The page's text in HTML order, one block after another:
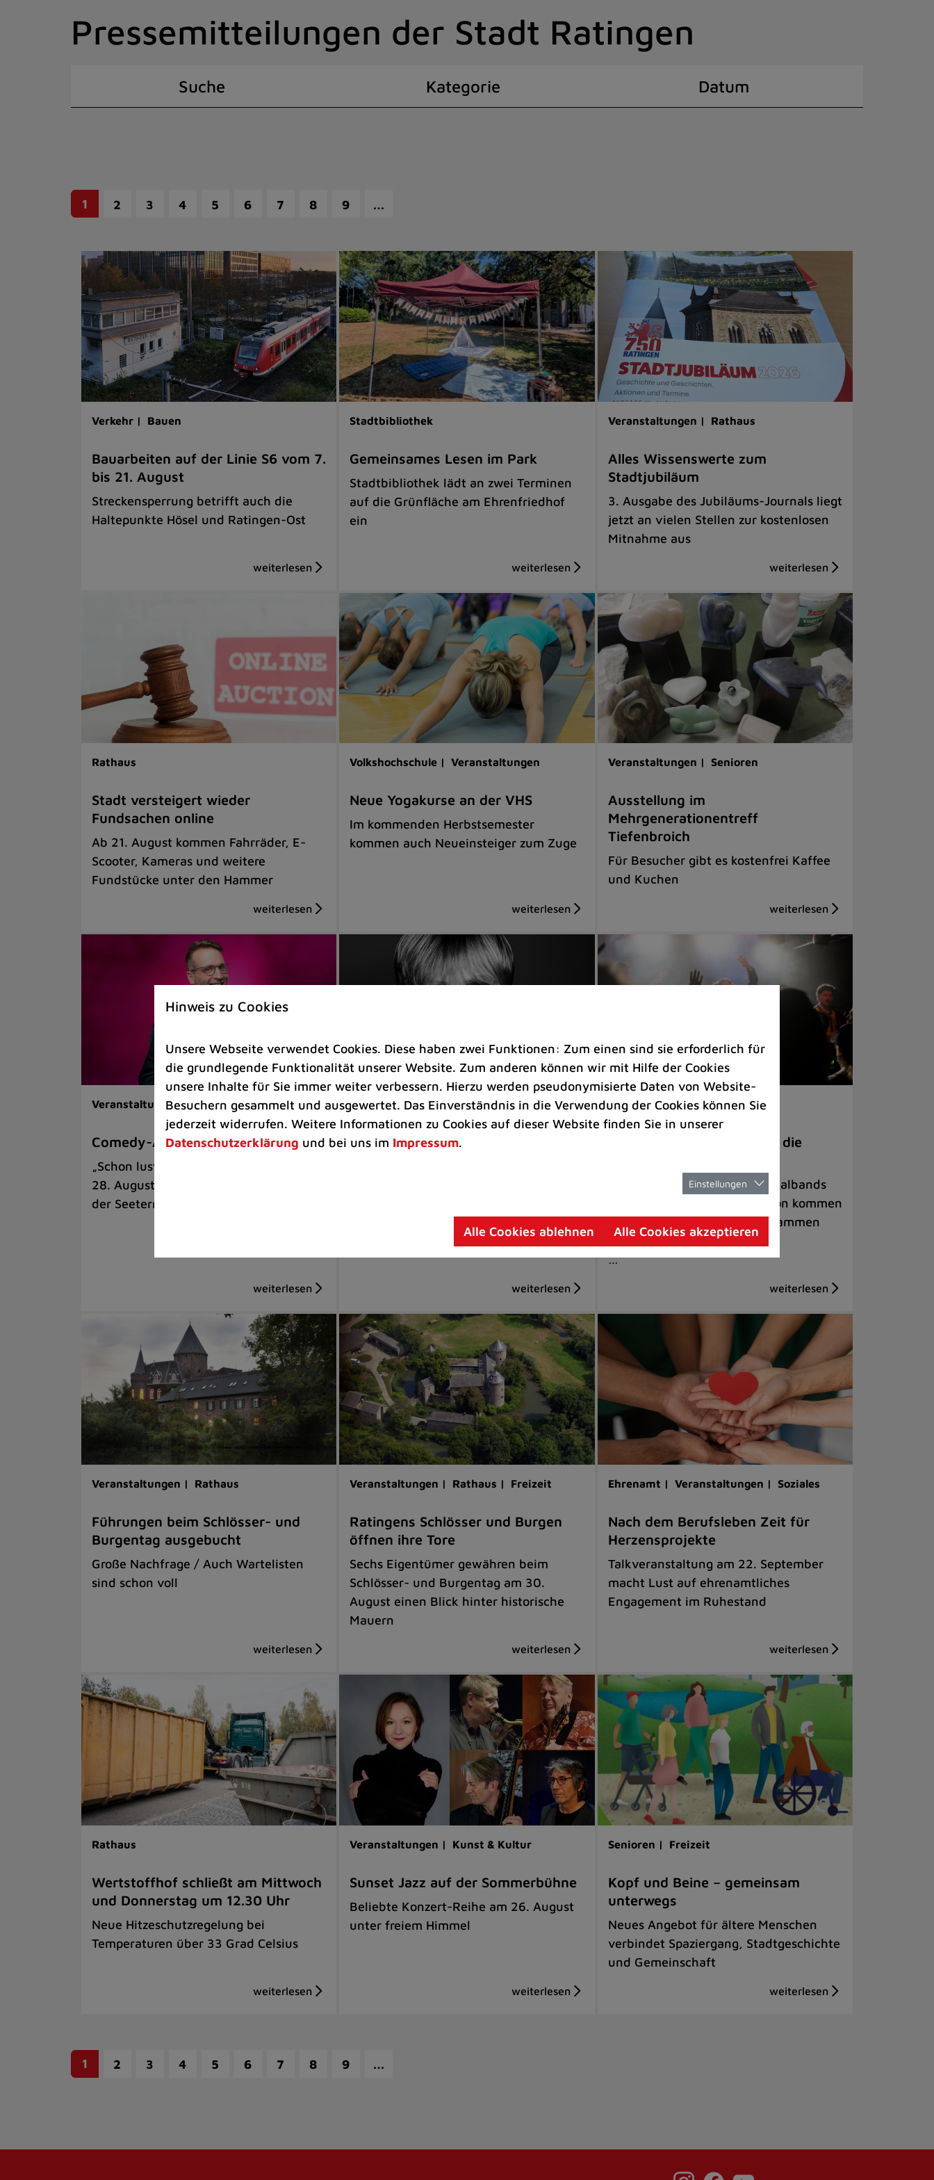
Pressemitteilungen der Stadt Ratingen
Suche Kategorie Datum
1 2 3 4 5 6 7 8 9 …
Verkehr | Bauen
Bauarbeiten auf der Linie S6 vom 7.
bis 21. August
Streckensperrung betrifft auch die
Haltepunkte Hösel und Ratingen-Ost
Stadtbibliothek
Gemeinsames Lesen im Park
Stadtbibliothek lädt an zwei Terminen
auf die Grünfläche am Ehrenfriedhof
ein
Veranstaltungen | Rathaus
Alles Wissenswerte zum
Stadtjubiläum
3. Ausgabe des Jubiläums-Journals liegt
jetzt an vielen Stellen zur kostenlosen
Mitnahme aus
Rathaus
Stadt versteigert wieder
Fundsachen online
Ab 21. August kommen Fahrräder, E-
Scooter, Kameras und weitere
Fundstücke unter den Hammer
Volkshochschule | Veranstaltungen
Neue Yogakurse an der VHS
Im kommenden Herbstsemester
kommen auch Neueinsteiger zum Zuge
Veranstaltungen | Senioren
Ausstellung im
Mehrgenerationentreff
Tiefenbroich
Für Besucher gibt es kostenfrei Kaffee
und Kuchen
Veranstaltungen | Kunst & Kultur
Comedy-Abend mit Benni Stark
„Schon lustig, wenn’s witzig ist!“ am
28. August auf der Sommerbühne an
der Seeterrasse
Veranstaltungen
Kultkicker Ansgar Brinkmann
Veranstaltungen
„Manege Madness“ bringt die
Internationale Rock- und Metalbands
und starke Acts aus der Region kommen
am 17. Oktober in Lintorf zusammen
…
Veranstaltungen | Rathaus
Führungen beim Schlösser- und
Burgentag ausgebucht
Große Nachfrage / Auch Wartelisten
sind schon voll
Veranstaltungen | Rathaus | Freizeit
Ratingens Schlösser und Burgen
öffnen ihre Tore
Sechs Eigentümer gewähren beim
Schlösser- und Burgentag am 30.
August einen Blick hinter historische
Mauern
Ehrenamt | Veranstaltungen | Soziales
Nach dem Berufsleben Zeit für
Herzensprojekte
Talkveranstaltung am 22. September
macht Lust auf ehrenamtliches
Engagement im Ruhestand
Rathaus
Wertstoffhof schließt am Mittwoch
und Donnerstag um 12.30 Uhr
Neue Hitzeschutzregelung bei
Temperaturen über 33 Grad Celsius
Veranstaltungen | Kunst & Kultur
Sunset Jazz auf der Sommerbühne
Beliebte Konzert-Reihe am 26. August
unter freiem Himmel
Senioren | Freizeit
Kopf und Beine – gemeinsam
unterwegs
Neues Angebot für ältere Menschen
verbindet Spaziergang, Stadtgeschichte
und Gemeinschaft
1 2 3 4 5 6 7 8 9 …
Hinweis zu Cookies
Unsere Webseite verwendet Cookies. Diese haben zwei Funktionen: Zum einen sind sie erforderlich für
die grundlegende Funktionalität unserer Website. Zum anderen können wir mit Hilfe der Cookies
unsere Inhalte für Sie immer weiter verbessern. Hierzu werden pseudonymisierte Daten von Website-
Besuchern gesammelt und ausgewertet. Das Einverständnis in die Verwendung der Cookies können Sie
jederzeit widerrufen. Weitere Informationen zu Cookies auf dieser Website finden Sie in unserer
Datenschutzerklärung und bei uns im Impressum.
Einstellungen
Alle Cookies ablehnen Alle Cookies akzeptieren